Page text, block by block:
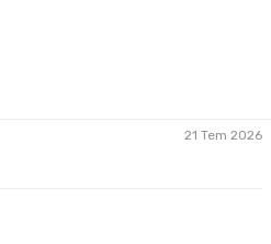
21 Tem 2026